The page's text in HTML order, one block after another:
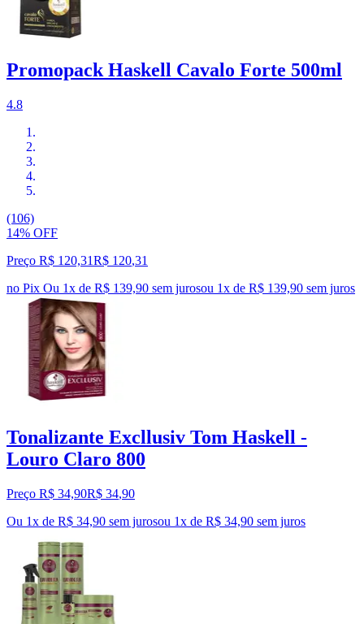
Promopack Haskell Cavalo Forte 500ml
4.8
(106)
14% OFF
Preço R$ 120,31R$ 120,31
no Pix Ou 1x de R$ 139,90 sem jurosou 1x de R$ 139,90 sem juros
Tonalizante Excllusiv Tom Haskell -
Louro Claro 800
Preço R$ 34,90R$ 34,90
Ou 1x de R$ 34,90 sem jurosou 1x de R$ 34,90 sem juros